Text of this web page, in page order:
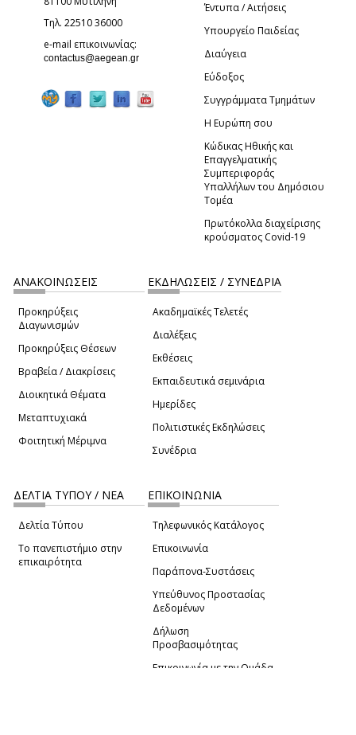
Τηλ. 22510 36000
e-mail επικοινωνίας:
contactus@aegean.gr (link sends e-mail)
Έντυπα / Αιτήσεις
Υπουργείο Παιδείας
Διαύγεια
Εύδοξος
Συγγράμματα Τμημάτων
Η Ευρώπη σου
Κώδικας Ηθικής και
Επαγγελματικής
Συμπεριφοράς
Υπαλλήλων του Δημόσιου
Τομέα
Πρωτόκολλα διαχείρισης
κρούσματος Covid-19
ΑΝΑΚΟΙΝΩΣΕΙΣ
Προκηρύξεις
Διαγωνισμών
Προκηρύξεις Θέσεων
Βραβεία / Διακρίσεις
Διοικητικά Θέματα
Μεταπτυχιακά
Φοιτητική Μέριμνα
ΕΚΔΗΛΩΣΕΙΣ / ΣΥΝΕΔΡΙΑ
Ακαδημαϊκές Τελετές
Διαλέξεις
Εκθέσεις
Εκπαιδευτικά σεμινάρια
Ημερίδες
Πολιτιστικές Εκδηλώσεις
Συνέδρια
ΔΕΛΤΙΑ ΤΥΠΟΥ / ΝΕΑ
Δελτία Τύπου
Το πανεπιστήμιο στην
επικαιρότητα
ΕΠΙΚΟΙΝΩΝΙΑ
Τηλεφωνικός Κατάλογος
Επικοινωνία
Παράπονα-Συστάσεις
Υπεύθυνος Προστασίας
Δεδομένων
Δήλωση
Προσβασιμότητας
Επικοινωνία με την Ομάδα